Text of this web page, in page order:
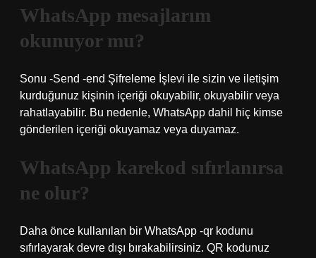
WhatsApp mesajlarım
okunuyor mu?
Sonu -Send -end Şifreleme İşlevi ile sizin ve iletişim
kurduğunuz kişinin içeriği okuyabilir, okuyabilir veya
rahatlayabilir. Bu nedenle, WhatsApp dahil hiç kimse
gönderilen içeriği okuyamaz veya duyamaz.
WhatsApp karekod sıfırlanırsa
ne olur?
Daha önce kullanılan bir WhatsApp -qr kodunu
sıfırlayarak devre dışı bırakabilirsiniz. QR kodunuz